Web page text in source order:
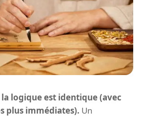
logique est identique (avec
plus immédiates). Un